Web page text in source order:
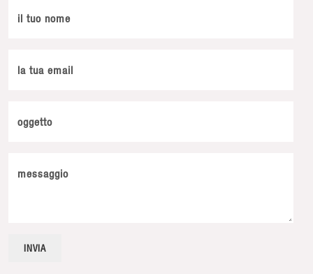
il tuo nome
la tua email
oggetto
messaggio